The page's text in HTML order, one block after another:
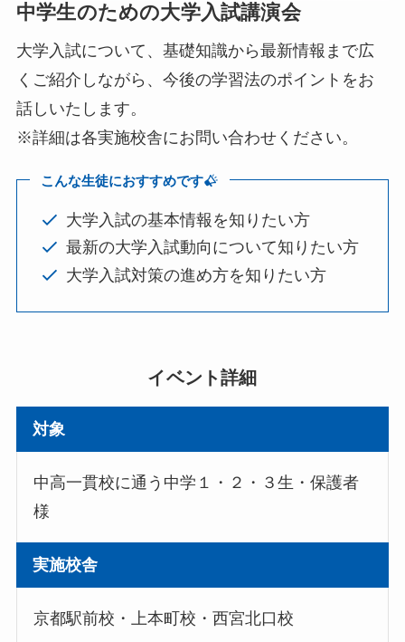
中学生のための大学入試講演会
大学入試について、基礎知識から最新情報まで広
くご紹介しながら、今後の学習法のポイントをお
話しいたします。
※詳細は各実施校舎にお問い合わせください。
こんな生徒におすすめです
大学入試の基本情報を知りたい方
最新の大学入試動向について知りたい方
大学入試対策の進め方を知りたい方
イベント詳細
対象
中高一貫校に通う中学１・２・３生・保護者
様
実施校舎
京都駅前校・上本町校・西宮北口校